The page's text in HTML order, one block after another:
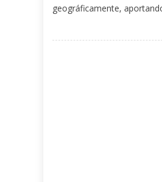
geográficamente,